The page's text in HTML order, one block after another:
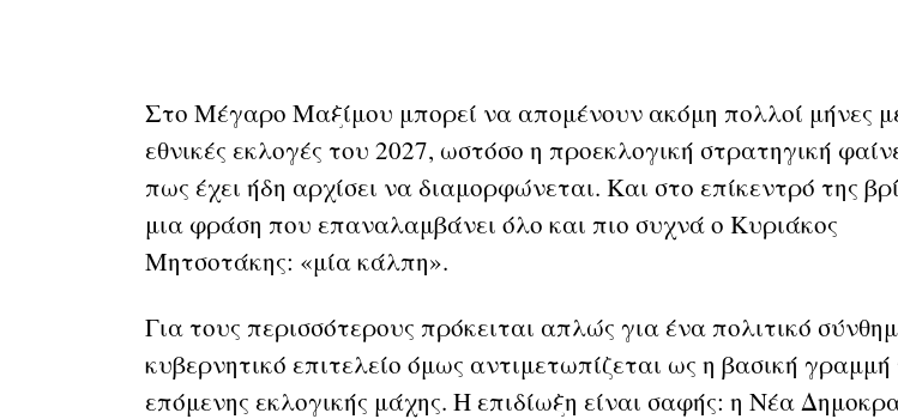
Στο Μέγαρο Μαξίμου μπορεί να απομένουν ακόμη πολλοί μήνες
εθνικές εκλογές του 2027, ωστόσο η προεκλογική στρατηγική
πως έχει ήδη αρχίσει να διαμορφώνεται. Και στο επίκεντρό της
μια φράση που επαναλαμβάνει όλο και πιο συχνά ο Κυριάκος
Μητσοτάκης: «μία κάλπη».
Για τους περισσότερους πρόκειται απλώς για ένα πολιτικό
κυβερνητικό επιτελείο όμως αντιμετωπίζεται ως η βασική γραμμή
επόμενης εκλογικής μάχης. Η επιδίωξη είναι σαφής: η Νέα